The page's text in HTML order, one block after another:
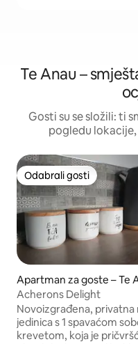
Te Anau –
Gosti su se složili: ti
pogledu
Odabrali gosti
Odabrali gosti
Apartman za goste – Te
au
Acherons Delight
Novoizgrađena,
jedinica s 1 spavaćom
krevetom, koja je